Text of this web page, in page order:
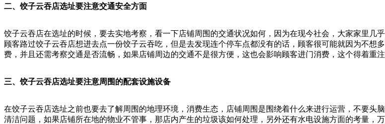
二、饺子云吞店选址要注意交通安全方面
饺子云吞店在选址的时候，要去实地考察，看一下店铺周围的交通状况如何，因为在现今社会，大家家里
顾客路过饺子云吞店想进去点一份饺子云吞吃，但是去发现连个停车点都没有的话，顾客很可能就因为不
费，并且还需考察交通是否流畅，如果店铺周边的交通不是很方便，这也会影响顾客进门消费，这个得着重注
三、饺子云吞店选址要注意周围的配套设施设备
在饺子云吞店选址之前也要去了解周围的地理环境，消费生态，店铺周围是围绕着什么来进行运营，不要
清洁问题，如果店铺所在地的物业不管事，那店内产生的垃圾该如何处理，另外还有水电设施方面的考量